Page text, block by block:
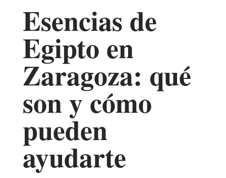
Esencias de
Egipto en
Zaragoza: qué
son y cómo
pueden
ayudarte